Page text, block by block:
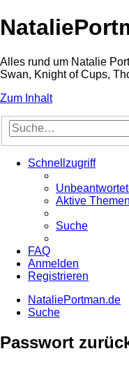
Alles rund um Natalie
Swan, Knight of Cups,
Zum Inhalt
Schnellzugriff
Aktive Themen
Suche
FAQ
Anmelden
Registrieren
NataliePortman.de
Suche
Passwort